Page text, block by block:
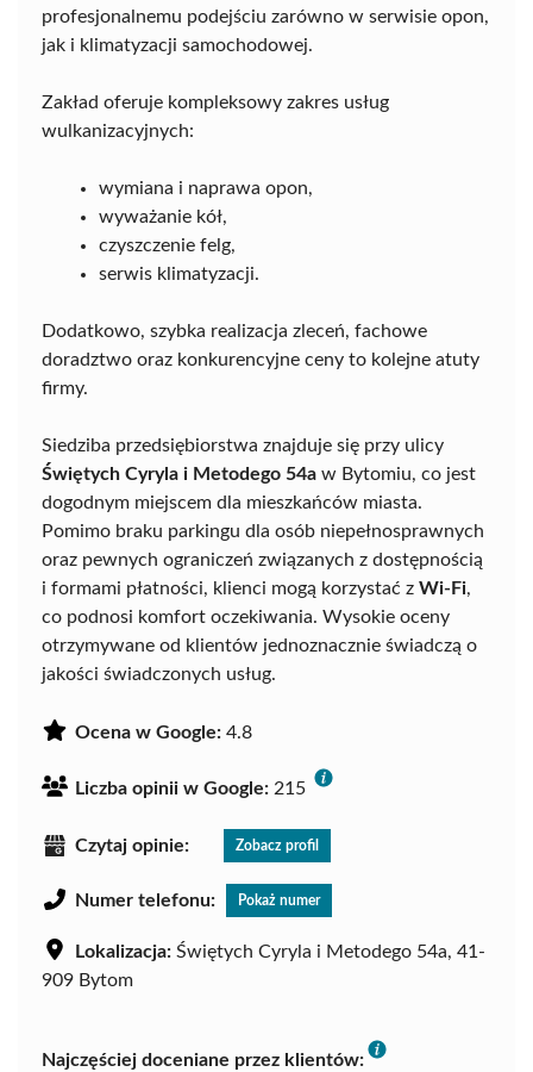
profesjonalnemu podejściu zarówno w serwisie opon,
jak i klimatyzacji samochodowej.
Zakład oferuje kompleksowy zakres usług
wulkanizacyjnych:
wymiana i naprawa opon,
wyważanie kół,
czyszczenie felg,
serwis klimatyzacji.
Dodatkowo, szybka realizacja zleceń, fachowe
doradztwo oraz konkurencyjne ceny to kolejne atuty
firmy.
Siedziba przedsiębiorstwa znajduje się przy ulicy
Świętych Cyryla i Metodego 54a w Bytomiu, co jest
dogodnym miejscem dla mieszkańców miasta.
Pomimo braku parkingu dla osób niepełnosprawnych
oraz pewnych ograniczeń związanych z dostępnością
i formami płatności, klienci mogą korzystać z Wi-Fi,
co podnosi komfort oczekiwania. Wysokie oceny
otrzymywane od klientów jednoznacznie świadczą o
jakości świadczonych usług.
Ocena w Google: 4.8
Liczba opinii w Google: 215
Czytaj opinie: Zobacz profil
Numer telefonu: Pokaż numer
Lokalizacja: Świętych Cyryla i Metodego 54a, 41-
909 Bytom
Najczęściej doceniane przez klientów: